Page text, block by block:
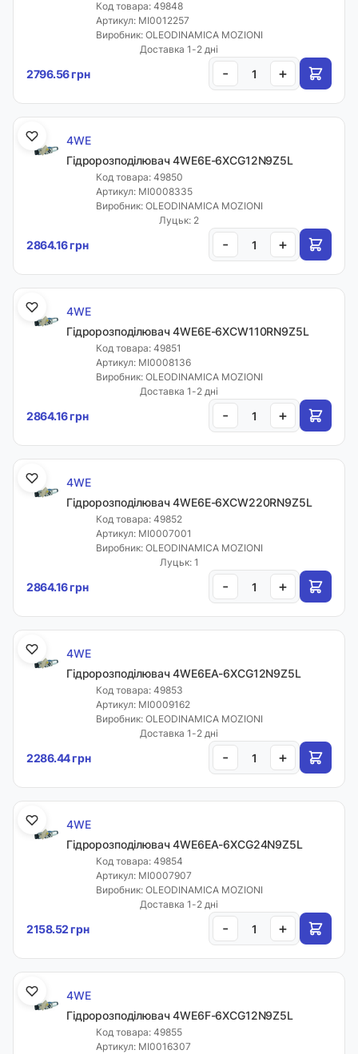
Код товара: 49848
Артикул: MI0012257
Виробник: OLEODINAMICA MOZIONI
Доставка 1-2 дні
2796.56 грн - +
4WE
Гідророзподілювач 4WE6E-6XCG12N9Z5L
Код товара: 49850
Артикул: MI0008335
Виробник: OLEODINAMICA MOZIONI
Луцьк: 2
2864.16 грн - +
4WE
Гідророзподілювач 4WE6E-6XCW110RN9Z5L
Код товара: 49851
Артикул: MI0008136
Виробник: OLEODINAMICA MOZIONI
Доставка 1-2 дні
2864.16 грн - +
4WE
Гідророзподілювач 4WE6E-6XCW220RN9Z5L
Код товара: 49852
Артикул: MI0007001
Виробник: OLEODINAMICA MOZIONI
Луцьк: 1
2864.16 грн - +
4WE
Гідророзподілювач 4WE6EA-6XCG12N9Z5L
Код товара: 49853
Артикул: MI0009162
Виробник: OLEODINAMICA MOZIONI
Доставка 1-2 дні
2286.44 грн - +
4WE
Гідророзподілювач 4WE6EA-6XCG24N9Z5L
Код товара: 49854
Артикул: MI0007907
Виробник: OLEODINAMICA MOZIONI
Доставка 1-2 дні
2158.52 грн - +
4WE
Гідророзподілювач 4WE6F-6XCG12N9Z5L
Код товара: 49855
Артикул: MI0016307